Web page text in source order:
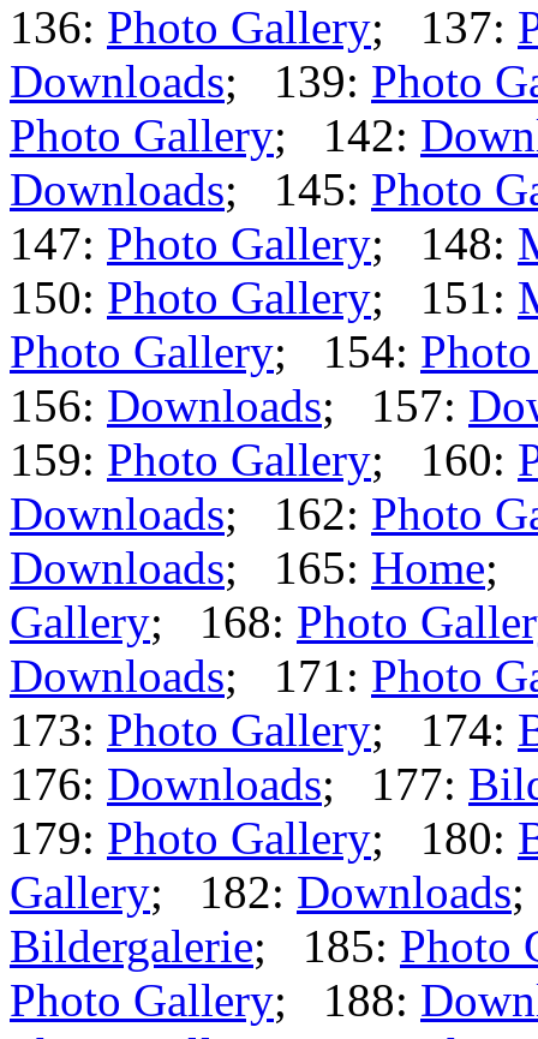
136: Photo Gallery; 137:
Downloads; 139: Photo
Photo Gallery; 142:
Downloads; 145: Photo
147: Photo Gallery; 148:
150: Photo Gallery; 151:
Photo Gallery; 154:
156: Downloads; 157:
159: Photo Gallery; 160:
Downloads; 162: Photo
Downloads; 165: Home;
Gallery; 168: Photo
Downloads; 171: Photo
173: Photo Gallery; 174:
176: Downloads; 177:
179: Photo Gallery; 180:
Gallery; 182: Downloads
Bildergalerie; 185: Photo
Photo Gallery; 188: